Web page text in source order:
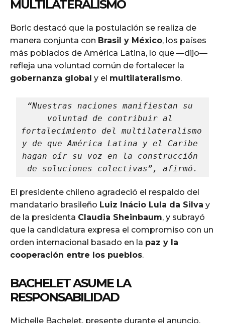
MULTILATERALISMO
Boric destacó que la postulación se realiza de
manera conjunta con Brasil y México, los países
más poblados de América Latina, lo que —dijo—
refleja una voluntad común de fortalecer la
gobernanza global y el multilateralismo.
“Nuestras naciones manifiestan su
voluntad de contribuir al
fortalecimiento del multilateralismo
y de que América Latina y el Caribe
hagan oír su voz en la construcción
de soluciones colectivas”, afirmó.
El presidente chileno agradeció el respaldo del
mandatario brasileño Luiz Inácio Lula da Silva y
de la presidenta Claudia Sheinbaum, y subrayó
que la candidatura expresa el compromiso con un
orden internacional basado en la paz y la
cooperación entre los pueblos.
BACHELET ASUME LA
RESPONSABILIDAD
Michelle Bachelet, presente durante el anuncio,